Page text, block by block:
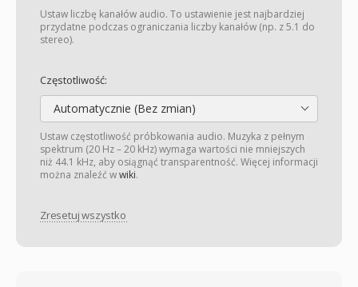
Ustaw liczbę kanałów audio. To ustawienie jest najbardziej
przydatne podczas ograniczania liczby kanałów (np. z 5.1 do
stereo).
Częstotliwość:
Automatycznie (Bez zmian)
Ustaw częstotliwość próbkowania audio. Muzyka z pełnym
spektrum (20 Hz – 20 kHz) wymaga wartości nie mniejszych
niż 44.1 kHz, aby osiągnąć transparentność. Więcej informacji
można znaleźć wwiki.
Zresetuj wszystko